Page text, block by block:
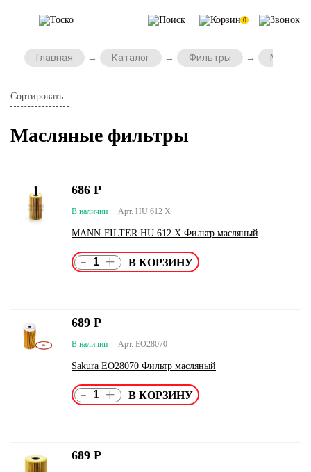
0
Главная Каталог Фильтры
Сортировать
Масляные фильтры
Арт. HU 612 X
В наличии
MANN-FILTER HU 612 X Фильтр масляный
686 Р
- +
Арт. EO28070
В наличии
Sakura EO28070 Фильтр масляный
689 Р
- +
689 Р